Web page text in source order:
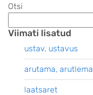
Otsi
Viimati lisatud
ustav, ustavus
arutama, arutlema
laatsaret